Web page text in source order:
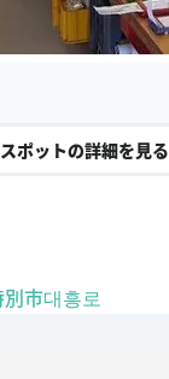
ポットの詳細を見る
市대흥로